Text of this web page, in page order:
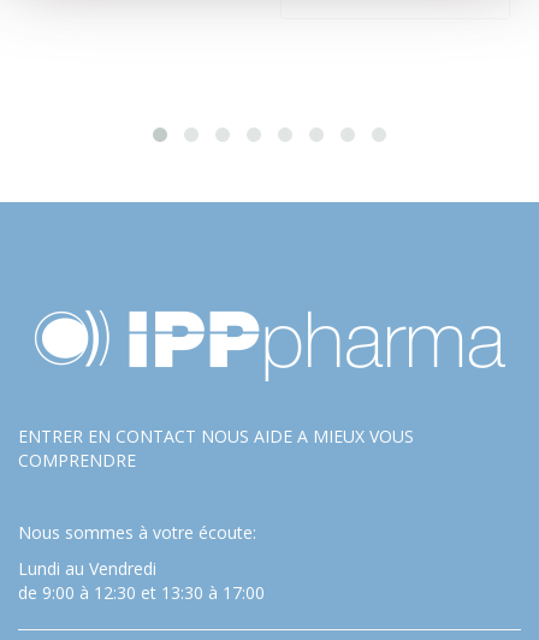
ENTRER EN CONTACT NOUS AIDE A MIEUX VOUS
COMPRENDRE
Nous sommes à votre écoute:
Lundi au Vendredi
de 9:00 à 12:30 et 13:30 à 17:00